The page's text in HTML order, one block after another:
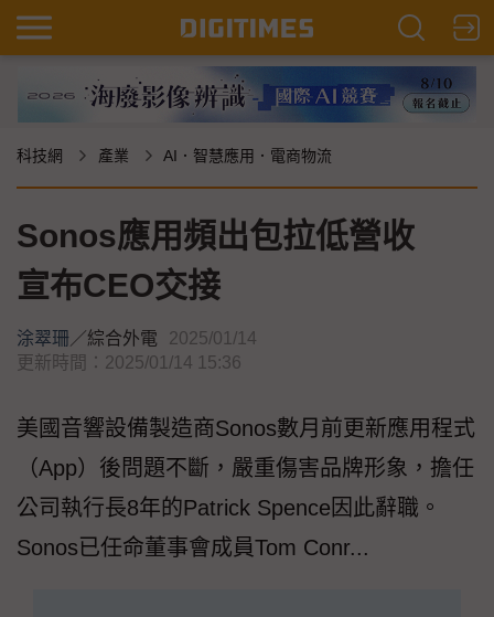
科技網 產業 AI．智慧應用．電商物流
Sonos應用頻出包拉低營收
宣布CEO交接
涂翠珊／綜合外電
2025/01/14
更新時間：2025/01/14 15:36
美國音響設備製造商Sonos數月前更新應用程式
（App）後問題不斷，嚴重傷害品牌形象，擔任
公司執行長8年的Patrick Spence因此辭職。
Sonos已任命董事會成員Tom Conr...